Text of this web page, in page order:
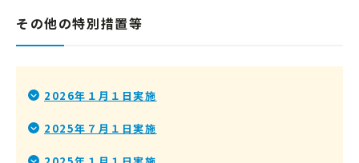
その他の特別措置等
2026年１月１日実施
2025年７月１日実施